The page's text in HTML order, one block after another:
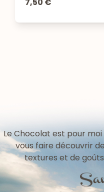
Le Chocolat est pour
vous faire découvrir
textures et de